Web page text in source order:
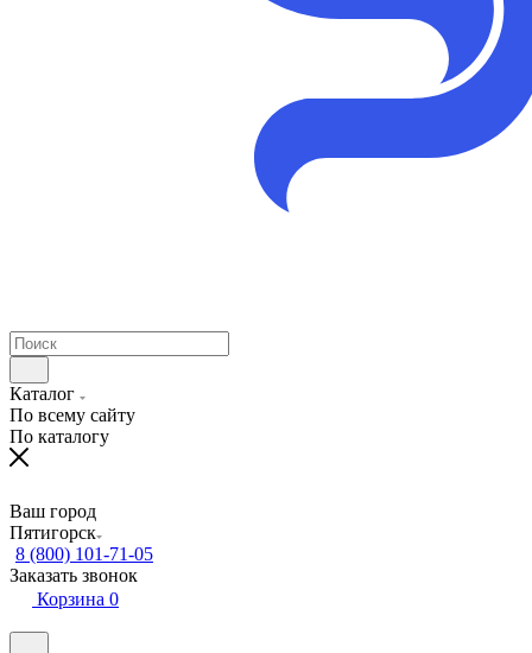
Каталог
По всему сайту
По каталогу
Ваш город
Пятигорск
8 (800) 101-71-05
Заказать звонок
Корзина 0